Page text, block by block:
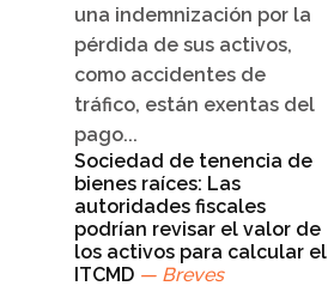
una indemnización por la
pérdida de sus activos,
como accidentes de
tráfico, están exentas del
pago...
Sociedad de tenencia de
bienes raíces: Las
autoridades fiscales
podrían revisar el valor de
los activos para calcular el
ITCMD — Breves